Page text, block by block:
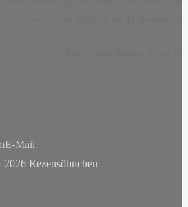
E-Mail
Rezensöhnchen